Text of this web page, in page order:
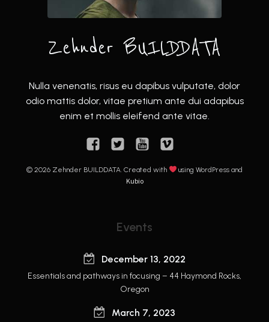
Zehnder BUILDDATA
Nulla venenatis, risus eu dapibus vulputate, dolor
odio mattis dolor, vitae pretium ante dui adapibus
enim et mollis eleifend ante vitae.
© 2026 Zehnder BUILDDATA. Created with using WordPress and
Kubio
Events
December 13, 2022
Essentials and pathways in focusing – 44 Haymond Rocks,
Oregon
March 7, 2023